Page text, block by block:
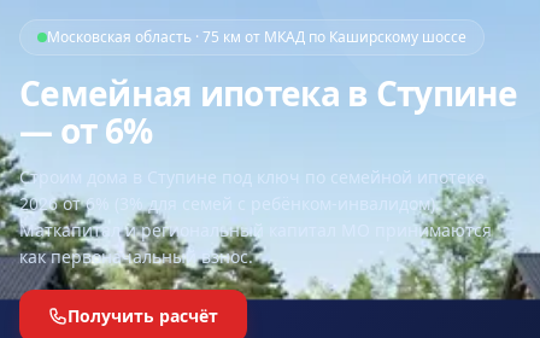
Московская область · 75 км от МКАД по Каширскому шоссе
Семейная ипотека в Ступине
— от 6%
Строим дома в Ступине под ключ по семейной ипотеке
2026 от 6% (3% для семей с ребёнком-инвалидом).
Маткапитал и региональный капитал МО принимаются
как первоначальный взнос.
Получить расчёт